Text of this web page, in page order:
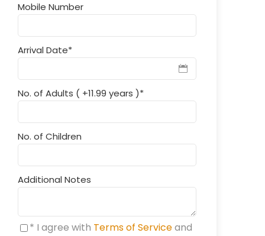
Mobile Number
Arrival Date*
No. of Adults ( +11.99 years )*
No. of Children
Additional Notes
* I agree with Terms of Serviceand